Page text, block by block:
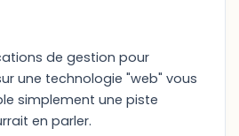
de gestion pour
une technologie "web" vous
simplement une piste
en parler.